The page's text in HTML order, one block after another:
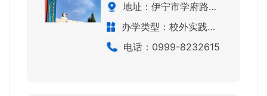
地址：伊宁市学府路35号
办学类型：校外实践教育中心
电话：0999-8232615